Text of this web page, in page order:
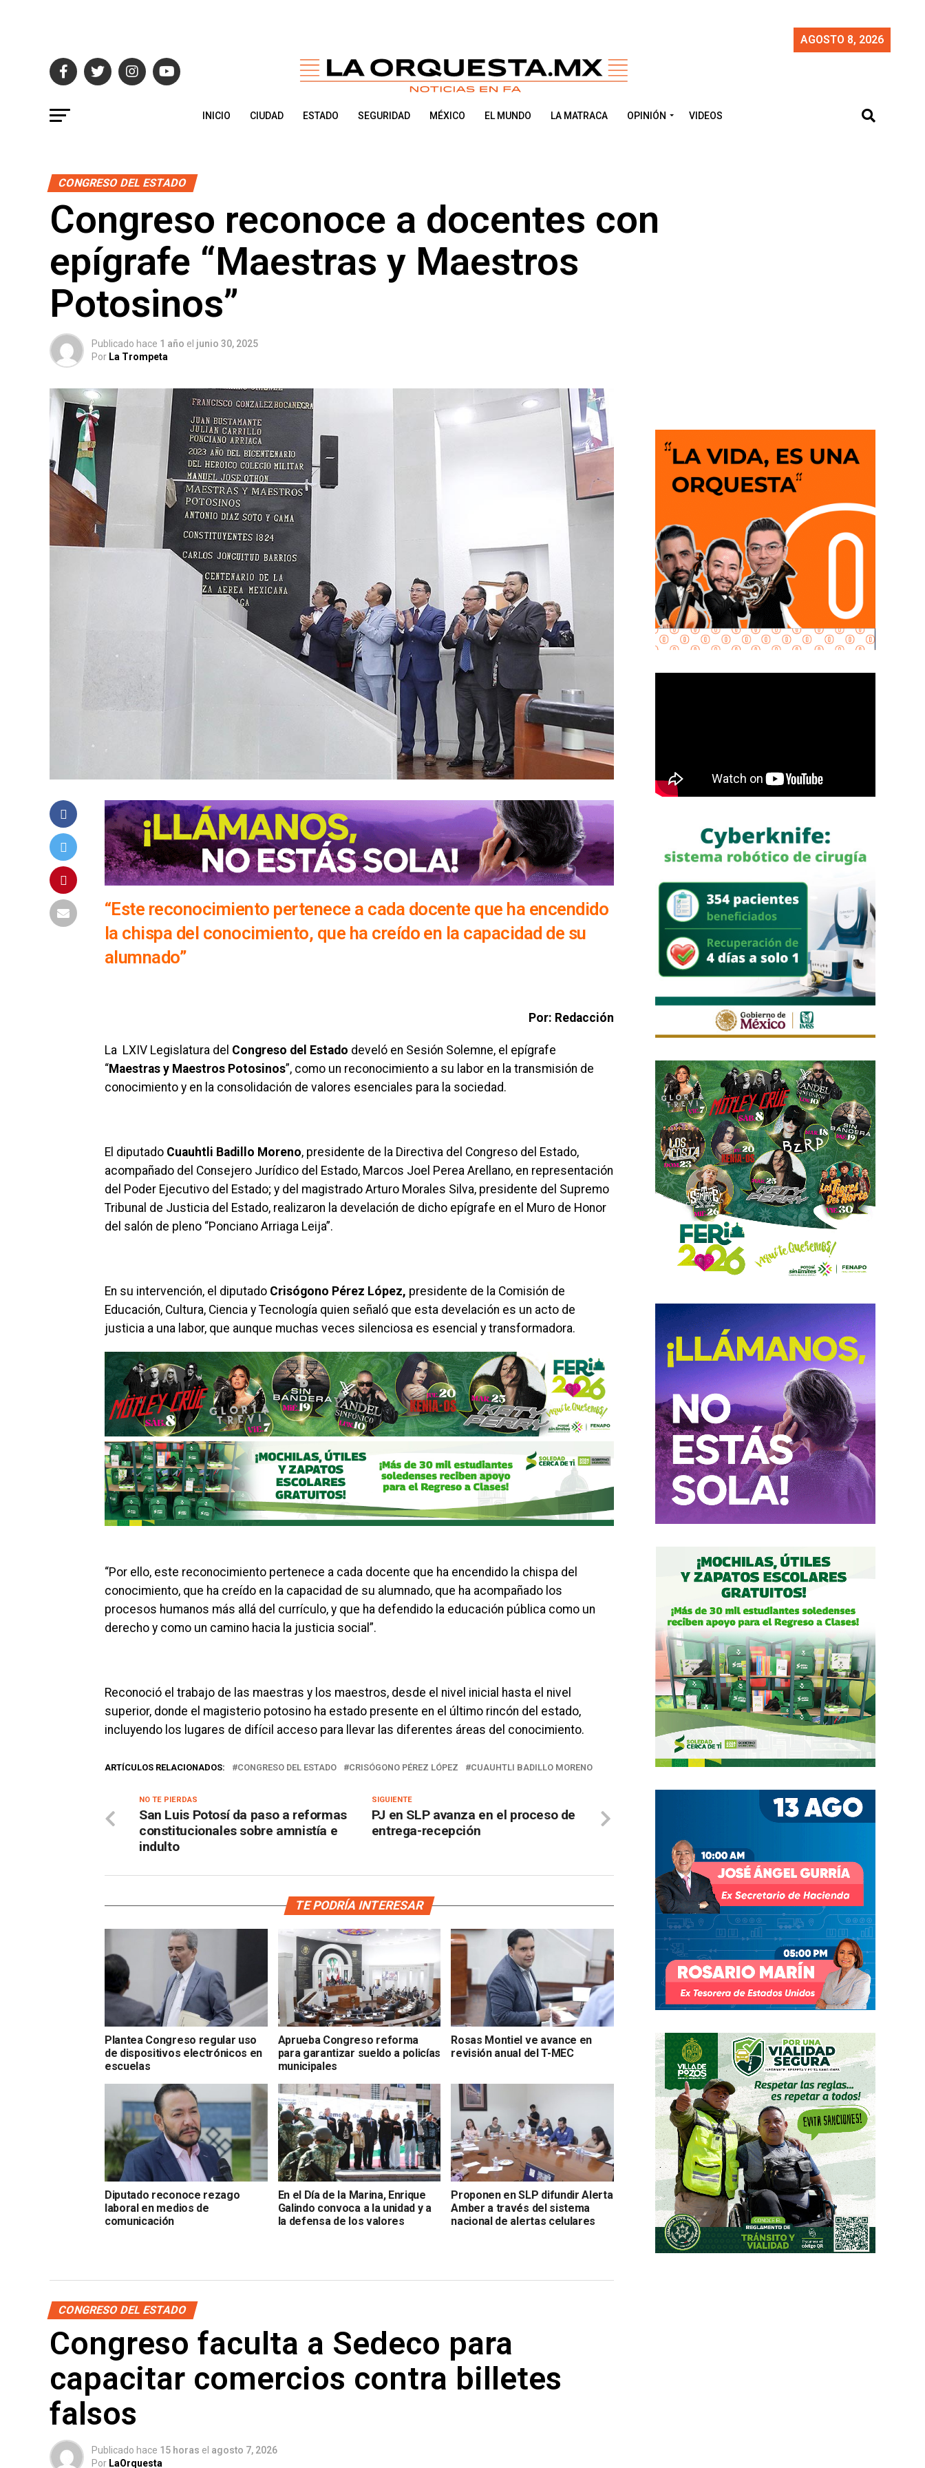
AGOSTO 8, 2026
INICIO CIUDAD ESTADO SEGURIDAD MÉXICO EL MUNDO LA MATRACA OPINIÓN VIDEOS
CONGRESO DEL ESTADO
Congreso reconoce a docentes con
epígrafe “Maestras y Maestros
Potosinos”
Publicado hace 1 año el junio 30, 2025
Por La Trompeta
“Este reconocimiento pertenece a cada docente que ha encendido
la chispa del conocimiento, que ha creído en la capacidad de su
alumnado”
Por: Redacción
La LXIV Legislatura del Congreso del Estado develó en Sesión Solemne, el epígrafe
“Maestras y Maestros Potosinos”, como un reconocimiento a su labor en la transmisión de
conocimiento y en la consolidación de valores esenciales para la sociedad.
El diputado Cuauhtli Badillo Moreno, presidente de la Directiva del Congreso del Estado,
acompañado del Consejero Jurídico del Estado, Marcos Joel Perea Arellano, en representación
del Poder Ejecutivo del Estado; y del magistrado Arturo Morales Silva, presidente del Supremo
Tribunal de Justicia del Estado, realizaron la develación de dicho epígrafe en el Muro de Honor
del salón de pleno “Ponciano Arriaga Leija”.
En su intervención, el diputado Crisógono Pérez López, presidente de la Comisión de
Educación, Cultura, Ciencia y Tecnología quien señaló que esta develación es un acto de
justicia a una labor, que aunque muchas veces silenciosa es esencial y transformadora.
“Por ello, este reconocimiento pertenece a cada docente que ha encendido la chispa del
conocimiento, que ha creído en la capacidad de su alumnado, que ha acompañado los
procesos humanos más allá del currículo, y que ha defendido la educación pública como un
derecho y como un camino hacia la justicia social”.
Reconoció el trabajo de las maestras y los maestros, desde el nivel inicial hasta el nivel
superior, donde el magisterio potosino ha estado presente en el último rincón del estado,
incluyendo los lugares de difícil acceso para llevar las diferentes áreas del conocimiento.
ARTÍCULOS RELACIONADOS: CONGRESO DEL ESTADO CRISÓGONO PÉREZ LÓPEZ CUAUHTLI BADILLO MORENO
SIGUIENTE
PJ en SLP avanza en el proceso de
entrega-recepción
NO TE PIERDAS
San Luis Potosí da paso a reformas
constitucionales sobre amnistía e
indulto
TE PODRÍA INTERESAR
Plantea Congreso regular uso
de dispositivos electrónicos en
escuelas
Aprueba Congreso reforma
para garantizar sueldo a policías
municipales
Rosas Montiel ve avance en
revisión anual del T-MEC
Diputado reconoce rezago
laboral en medios de
comunicación
En el Día de la Marina, Enrique
Galindo convoca a la unidad y a
la defensa de los valores
Proponen en SLP difundir Alerta
Amber a través del sistema
nacional de alertas celulares
CONGRESO DEL ESTADO
Congreso faculta a Sedeco para
capacitar comercios contra billetes
falsos
Publicado hace 15 horas el agosto 7, 2026
Por LaOrquesta